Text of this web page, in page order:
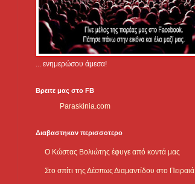
... ενημερώσου άμεσα!
Βρειτε μας στο FB
Paraskinia.com
Διαβαστηκαν περισσοτερο
Ο Κώστας Βολιώτης έφυγε από κοντά μας
Στο σπίτι της Δέσπως Διαμαντίδου στο Πειραιά